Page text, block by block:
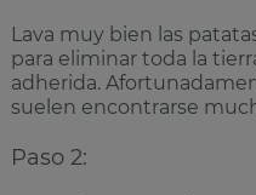
Lava muy bien las
para eliminar toda la
adherida.
suelen encontrarse
Paso 2: